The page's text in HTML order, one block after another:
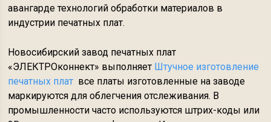
авангарде технологий обработки материалов в
индустрии печатных плат.
Новосибирский завод печатных плат
«ЭЛЕКТРОконнект» выполняет Штучное изготовление
печатных плат все платы изготовленные на заводе
маркируются для облегчения отслеживания. В
промышленности часто используются штрих-коды или